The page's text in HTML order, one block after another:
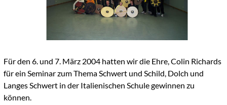
Für den 6. und 7. März 2004 hatten wir die Ehre, Colin Richards
für ein Seminar zum Thema Schwert und Schild, Dolch und
Langes Schwert in der Italienischen Schule gewinnen zu
können.